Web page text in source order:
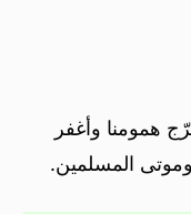
همومنا وأغفر
المسلمين.